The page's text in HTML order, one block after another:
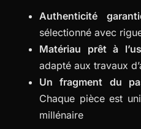
Authenticité
sélectionné avec
Matériau prêt à
adapté aux travaux
Un fragment du
Chaque pièce est
millénaire